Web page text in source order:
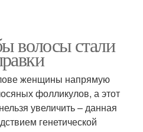
волосы стали
женщины напрямую
фолликулов, а этот
увеличить – данная
генетической